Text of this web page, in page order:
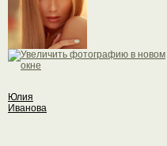
Юлия
Иванова